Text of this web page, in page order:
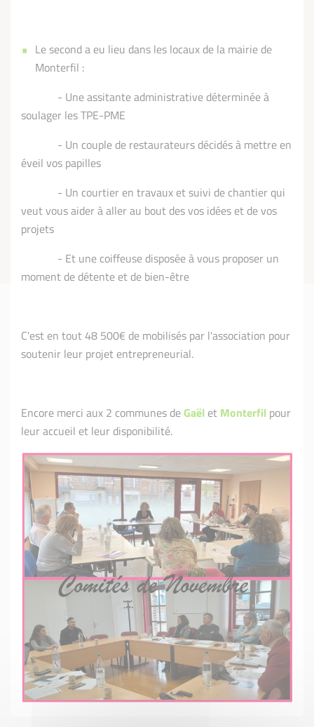
Le second a eu lieu dans les locaux de la mairie de
Monterfil :
- Une assitante administrative déterminée à
soulager les TPE-PME
- Un couple de restaurateurs décidés à mettre en
éveil vos papilles
- Un courtier en travaux et suivi de chantier qui
veut vous aider à aller au bout des vos idées et de vos
projets
- Et une coiffeuse disposée à vous proposer un
moment de détente et de bien-être
C'est en tout 48 500€ de mobilisés par l'association pour
soutenir leur projet entrepreneurial.
Encore merci aux 2 communes deGaël et Monterfil pour
leur accueil et leur disponibilité.